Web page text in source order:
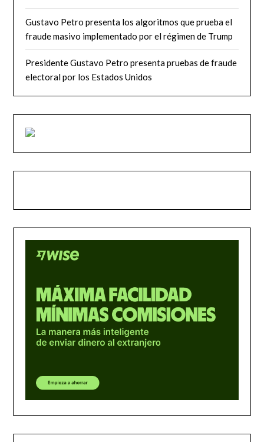
Gustavo Petro presenta los algoritmos que prueba el
fraude masivo implementado por el régimen de Trump
Presidente Gustavo Petro presenta pruebas de fraude
electoral por los Estados Unidos